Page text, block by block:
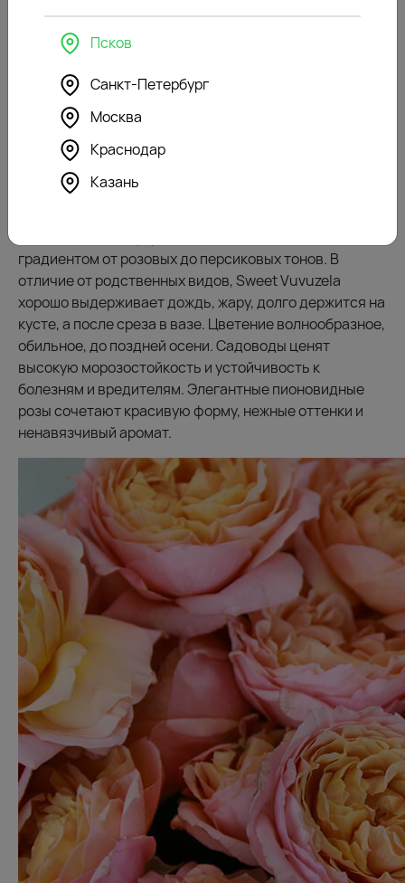
характеризуется прямостоячими стеблями,
красивыми блестящими листьями с зазубренными
краями. Растение не занимает много места, куст не
разрастается вширь, сохраняя в диаметре до 60 см.
Густомахровый бутон шарообразной формы
отличается тугой структурой. Множество лепестков
золотистого окраса сияют, словно золотые монеты.
Издали цветок похож на пышный пион.
градиентом от розовых до персиковых тонов. В
отличие от родственных видов, Sweet Vuvuzela
хорошо выдерживает дождь, жару, долго держится на
кусте, а после среза в вазе. Цветение волнообразное,
обильное, до поздней осени. Садоводы ценят
высокую морозостойкость и устойчивость к
болезням и вредителям. Элегантные пионовидные
розы сочетают красивую форму, нежные оттенки и
ненавязчивый аромат.
Псков
Санкт-Петербург
Москва
Краснодар
Казань